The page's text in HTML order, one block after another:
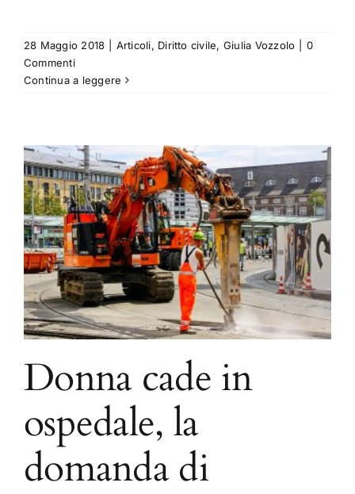
28 Maggio 2018 Articoli, Diritto civile, Giulia Vozzolo
0
Commenti
Continua a leggere
Donna cade in
ospedale, la
domanda di